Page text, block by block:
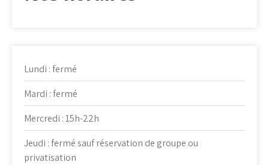
Lundi : fermé
Mardi : fermé
Mercredi : 15h-22h
Jeudi : fermé sauf réservation de groupe ou
privatisation